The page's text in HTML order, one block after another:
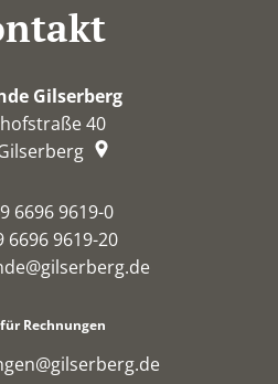
Gilserberg
40
6696 9619-0
6696 9619-20
Rechnungen